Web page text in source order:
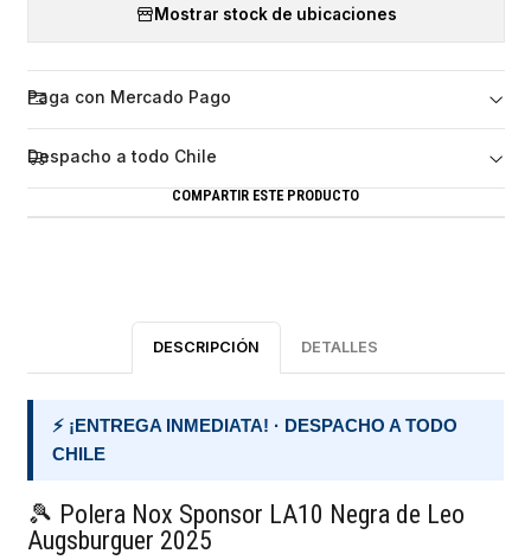
Mostrar stock de ubicaciones
Paga con Mercado Pago
Despacho a todo Chile
COMPARTIR ESTE PRODUCTO
DESCRIPCIÓN DETALLES
⚡ ¡ENTREGA INMEDIATA! · DESPACHO A TODO
CHILE
🎾 Polera Nox Sponsor LA10 Negra de Leo
Augsburguer 2025